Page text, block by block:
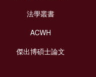
法學叢書
ACWH
傑出博碩士論文